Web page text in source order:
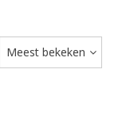
Meest bekeken